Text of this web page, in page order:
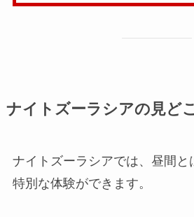
ナイトズーラシアの見ど
ナイトズーラシアでは、昼間と
特別な体験ができます。